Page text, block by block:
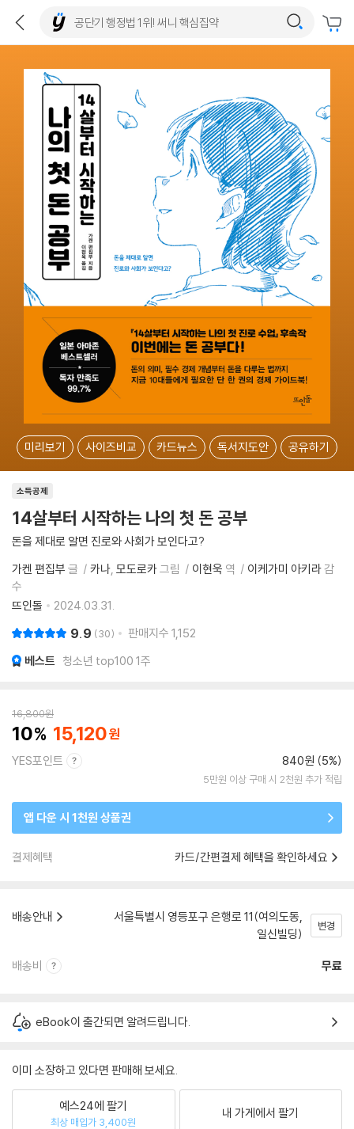
미리보기 사이즈비교 카드뉴스 독서지도안 공유하기
소득공제
14살부터 시작하는 나의 첫 돈 공부
돈을 제대로 알면 진로와 사회가 보인다고?
가켄 편집부 글 카나 모도로카그림 이현욱 역 이케가미 아키라감
수
뜨인돌
2024.03.31.
9.9 30 판매지수 1,152
베스트 청소년 top100 1주
16,800원
10 15,120
YES포인트 840원 (5%)
5만원 이상 구매 시 2천원 추가 적립
앱 다운 시 1천원 상품권
결제혜택 카드/간편결제 혜택을 확인하세요
배송안내
서울특별시 영등포구 은행로 11(여의도동,
일신빌딩)
변경
배송비 무료
eBook이 출간되면 알려드립니다.
이미 소장하고 있다면 판매해 보세요.
예스24에 팔기
최상 매입가 3,400원
내 가게에서 팔기